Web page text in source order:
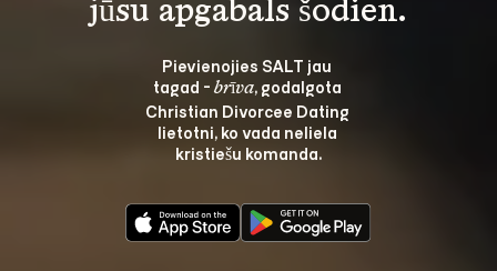
Pievienojies SALT jau
tagad - brīva, godalgota
Christian Divorcee Dating
lietotni, ko vada neliela
kristiešu komanda.